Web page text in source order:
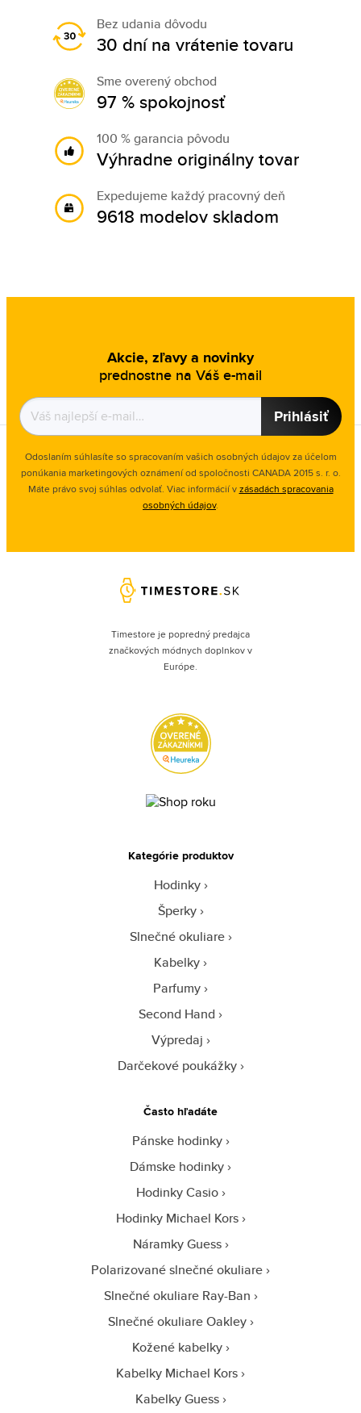
Bez udania dôvodu
30 dní na vrátenie tovaru
Sme overený obchod
97 % spokojnosť
100 % garancia pôvodu
Výhradne originálny tovar
Expedujeme každý pracovný deň
9618 modelov skladom
Akcie, zľavy a novinky
prednostne na Váš e-mail
Prihlásiť
Odoslaním súhlasíte so spracovaním vašich osobných údajov za účelom
ponúkania marketingových oznámení od spoločnosti CANADA 2015 s. r. o.
Máte právo svoj súhlas odvolať. Viac informácií vzásadách spracovania
osobných údajov.
Timestore je popredný predajca
značkových módnych doplnkov v
Európe.
Kategórie produktov
Hodinky
Šperky
Slnečné okuliare
Kabelky
Parfumy
Second Hand
Výpredaj
Darčekové poukážky
Často hľadáte
Pánske hodinky
Dámske hodinky
Hodinky Casio
Hodinky Michael Kors
Náramky Guess
Polarizované slnečné okuliare
Slnečné okuliare Ray-Ban
Slnečné okuliare Oakley
Kožené kabelky
Kabelky Michael Kors
Kabelky Guess